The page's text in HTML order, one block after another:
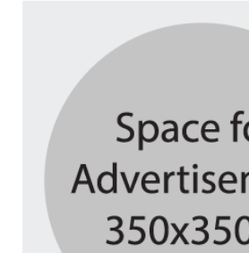
৪ দিন আগে
শঙ্কিত জীবন-
নিরাপত্তা
সম্মেলন
৫ দিন আগে